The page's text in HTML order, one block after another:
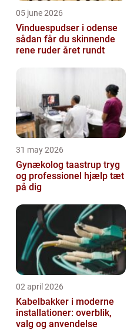
05 june 2026
Vinduespudser i odense
sådan får du skinnende
rene ruder året rundt
31 may 2026
Gynækolog taastrup tryg
og professionel hjælp tæt
på dig
02 april 2026
Kabelbakker i moderne
installationer: overblik,
valg og anvendelse